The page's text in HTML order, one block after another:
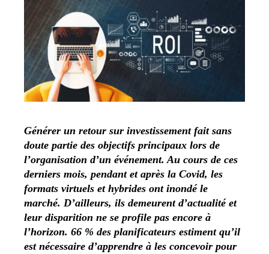
Générer un retour sur investissement fait sans
doute partie des objectifs principaux lors de
l’organisation d’un événement. Au cours de ces
derniers mois, pendant et après la Covid, les
formats virtuels et hybrides ont inondé le
marché. D’ailleurs, ils demeurent d’actualité et
leur disparition ne se profile pas encore à
l’horizon. 66 % des planificateurs estiment qu’il
est nécessaire d’apprendre à les concevoir pour